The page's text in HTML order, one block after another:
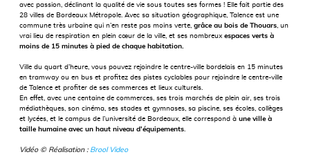
avec passion, déclinant la qualité de vie sous toutes ses formes ! Elle fait partie des
28 villes de Bordeaux Métropole. Avec sa situation géographique, Talence est une
commune très urbaine qui n’en reste pas moins verte,grâce au bois de Thouars , un
vrai lieu de respiration en plein cœur de la ville, et ses nombreuxespaces verts à
moins de 15 minutes à pied de chaque habitation.
Ville du quart d’heure, vous pouvez rejoindre le centre-ville bordelais en 15 minutes
en tramway ou en bus et profitez des pistes cyclables pour rejoindre le centre-ville
de Talence et profiter de ses commerces et lieux culturels.
En effet, avec une centaine de commerces, ses trois marchés de plein air, ses trois
médiathèques, son cinéma, ses stades et gymnases, sa piscine, ses écoles, collèges
et lycées, et le campus de l’université de Bordeaux, elle correspond àune ville à
taille humaine avec un haut niveau d’équipements
Vidéo © Réalisation : Brool Video